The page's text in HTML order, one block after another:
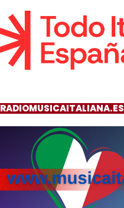
RADIOMUSICAITALIANA.ES